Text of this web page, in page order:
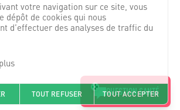
QUESTION SANTÉ
votre navigation sur ce site, vous
dépôt de cookies qui nous
d’effectuer des analyses de traffic du
TOUT REFUSER TOUT ACCEPTER